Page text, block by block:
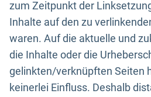
zum Zeitpunkt der
Inhalte auf den zu
waren. Auf die aktuelle und
die Inhalte oder die
gelinkten/verknüpften Seiten
keinerlei Einfluss. Deshalb